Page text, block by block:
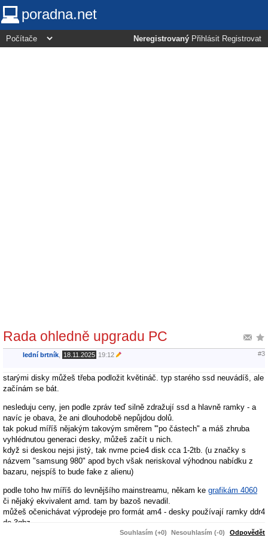
poradna.net
Neregistrovaný Přihlásit Registrovat
Rada ohledně upgradu PC
lední brtník 18.11.2025 19:12 #3
starými disky můžeš třeba podložit květináč. typ starého ssd neuvádíš, ale
začínám se bát.
nesleduju ceny, jen podle zpráv teď silně zdražují ssd a hlavně ramky - a
navíc je obava, že ani dlouhodobě nepůjdou dolů.
tak pokud míříš nějakým takovým směrem '"po částech" a máš zhruba
vyhlédnutou generaci desky, můžeš začít u nich.
když si deskou nejsi jistý, tak nvme pcie4 disk cca 1-2tb. (u značky s
názvem "samsung 980" apod bych však neriskoval výhodnou nabídku z
bazaru, nejspíš to bude fake z alienu)
podle toho hw míříš do levnějšího mainstreamu, někam ke grafikám 4060
či nějaký ekvivalent amd. tam by bazoš nevadil.
můžeš očenichávat výprodeje pro formát am4 - desky používají ramky ddr4
do 3ghz.
Souhlasím (+0) Nesouhlasím (-0) Odpovědět